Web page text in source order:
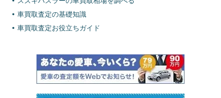
車買取査定の基礎知識
車買取査定お役立ちガイド